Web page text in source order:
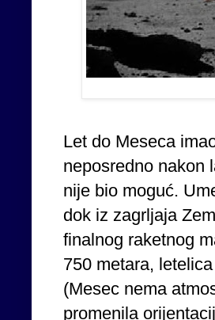
Let do Meseca
neposredno nakon
nije bio moguć.
dok iz zagrljaja
finalnog raketnog
750 metara,
(Mesec nema
promenila